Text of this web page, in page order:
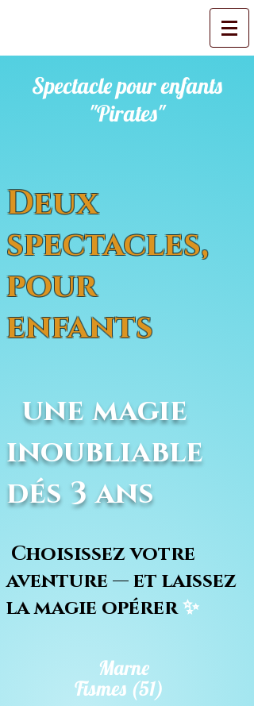
Spectacle pour enfants
"Pirates"
Deux
spectacles,
pour
enfants
une magie
inoubliable
dés 3 ans
Choisissez votre
aventure — et laissez
la magie opérer✨
Fismes (51)
Marne